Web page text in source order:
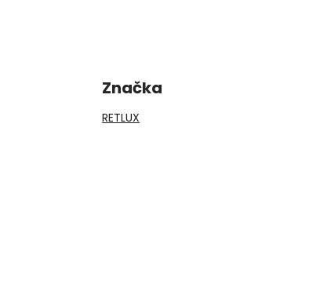
Značka
RETLUX